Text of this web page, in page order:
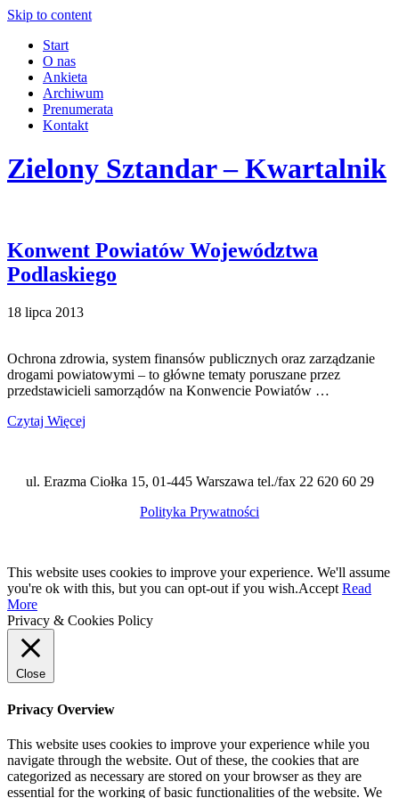
Skip to content
Start
O nas
Ankieta
Archiwum
Prenumerata
Kontakt
Zielony Sztandar – Kwartalnik
Konwent Powiatów Województwa
Podlaskiego
18 lipca 2013
Ochrona zdrowia, system finansów publicznych oraz zarządzanie
drogami powiatowymi – to główne tematy poruszane przez
przedstawicieli samorządów na Konwencie Powiatów …
Czytaj Więcej
ul. Erazma Ciołka 15, 01-445 Warszawa tel./fax 22 620 60 29
Polityka Prywatności
This website uses cookies to improve your experience. We'll assume
you're ok with this, but you can opt-out if you wish.Accept Read
More
Privacy & Cookies Policy
Close
Privacy Overview
This website uses cookies to improve your experience while you
navigate through the website. Out of these, the cookies that are
categorized as necessary are stored on your browser as they are
essential for the working of basic functionalities of the website. We